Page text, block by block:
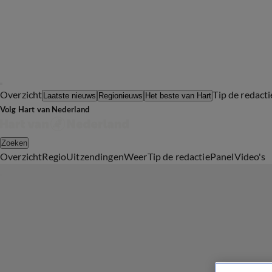
Overzicht Laatste nieuws Regionieuws Het beste van HartTip de
Volg Hart van Nederland
Zoeken
OverzichtRegioUitzendingenWeerTip de redactiePanelVideo's